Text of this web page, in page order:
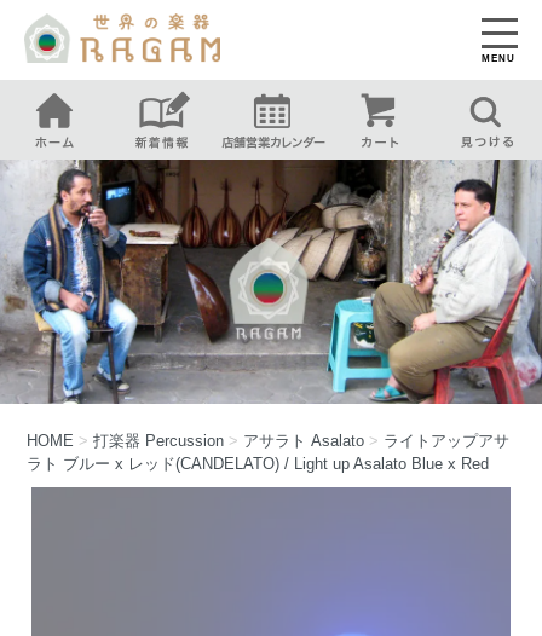
MENU
HOME >打楽器 Percussion > アサラトAsalato > ライトアップアサ
ラト ブルー x レッド(CANDELATO) / Light up Asalato Blue x Red